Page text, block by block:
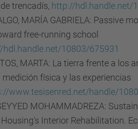
trencadís, http://hdl.handle.net/
MARÍA GABRIELA: Passive
free-running school
hdl.handle.net/10803/675931
MARTA: La tierra frente a los
física y las experiencias
www.tesisenred.net/handle/
MOHAMMADREZA:
Interior Rehabilitation.